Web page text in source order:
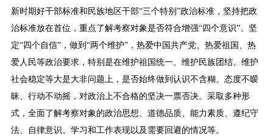
新时期好干部标准和民族地区干部“三个特别”政治标准，坚持把政
治标准放在首位，重点了解考察对象是否符合增强“四个意识”、坚
定“四个自信”，做到“两个维护”，热爱中国共产党、热爱祖国、热
爱人民等政治要求，特别是在维护祖国统一、维护民族团结、维护
社会稳定等大是大非问题上，是否始终做到认识不含糊、态度不暧
昧、行动不动摇，对政治上不合格的坚决一票否决。采取多种形
式，全面了解考察对象的政治思想、道德品质、能力素质、遵纪守
法、自律意识、学习和工作表现以及需要回避的情况等。